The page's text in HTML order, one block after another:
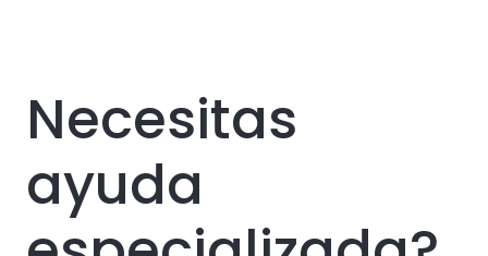
Necesitas
ayuda